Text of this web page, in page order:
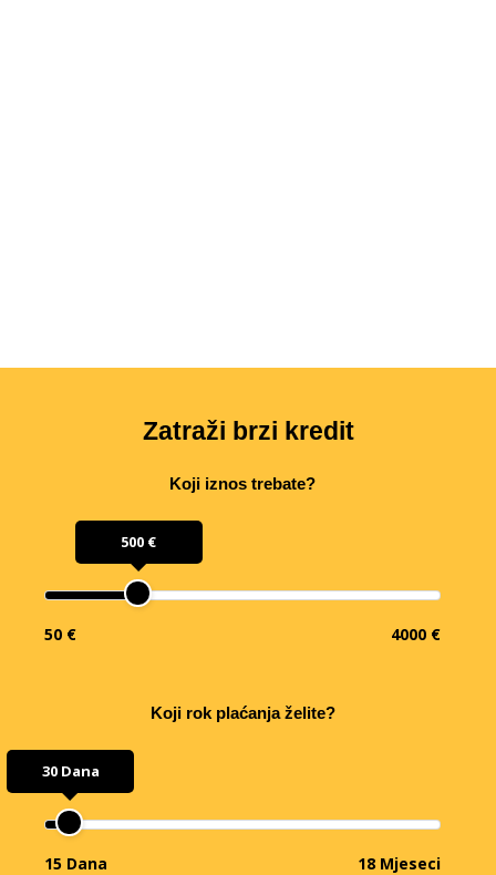
Zatraži brzi kredit
Koji iznos trebate?
500 €
50 € 4000 €
Koji rok plaćanja želite?
30 Dana
15 Dana 18 Mjeseci